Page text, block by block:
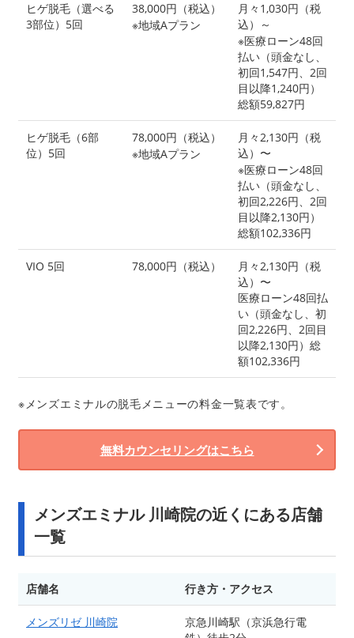
ヒゲ脱毛（選べる
3部位）5回
38,000円（税込）
※地域Aプラン
月々1,030円（税
込）～
※医療ローン48回
払い（頭金なし、
初回1,547円、2回
目以降1,240円）
総額59,827円
ヒゲ脱毛（6部
位）5回
78,000円（税込）
※地域Aプラン
月々2,130円（税
込）〜
※医療ローン48回
払い（頭金なし、
初回2,226円、2回
目以降2,130円）
総額102,336円
VIO 5回 78,000円（税込）
月々2,130円（税
込）〜
医療ローン48回払
い（頭金なし、初
回2,226円、2回目
以降2,130円）総
額102,336円
※メンズエミナルの脱毛メニューの料金一覧表です。
無料カウンセリングはこちら
メンズエミナル 川崎院の近くにある店舗
一覧
店舗名 行き方・アクセス
メンズリゼ 川崎院
京急川崎駅（京浜急行電